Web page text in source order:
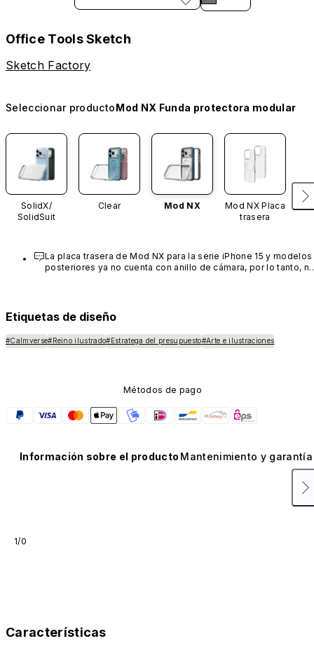
Office Tools Sketch
Sketch Factory
Seleccionar productoMod NX Funda protectora modular
SolidX/
SolidSuit
Clear Mod NX
Mod NX Placa
trasera
La placa trasera de Mod NX para la serie iPhone 15 y modelos
posteriores ya no cuenta con anillo de cámara, por lo tanto,
Etiquetas de diseño
#Calmverse#Reino ilustrado#Estratega del presupuesto#Arte e ilustraciones
Métodos de pago
Información sobre el producto Mantenimiento y garantía
1/0
Características